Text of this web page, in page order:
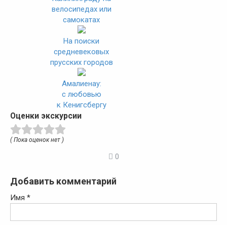
велосипедах или
самокатах
На поиски
средневековых
прусских городов
Амалиенау:
с любовью
к Кенигсбергу
Оценки экскурсии
( Пока оценок нет )
0
Добавить комментарий
Имя *